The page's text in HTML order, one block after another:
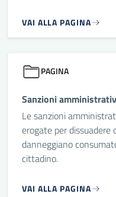
VAI ALLA PAGINA
PAGINA
Sanzioni
Le sanzioni
erogate per
danneggiano
cittadino.
VAI ALLA PAGINA